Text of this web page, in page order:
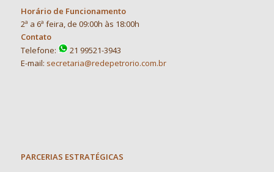
Horário de Funcionamento
2ª a 6ª feira, de 09:00h às 18:00h
Contato
Telefone:
21 99521-3943
E-mail: secretaria@redepetrorio.com.br
PARCERIAS ESTRATÉGICAS